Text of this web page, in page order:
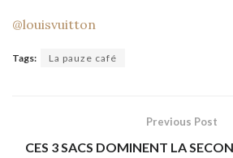
@louisvuitton
Tags: La pauze café
Previous Post
CES 3 SACS DOMINENT LA